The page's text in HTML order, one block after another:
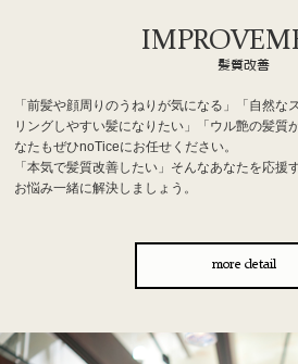
髪質改善
「前髪や顔周りのうねりが気になる」「自然な
リングしやすい髪になりたい」「ウル艶の髪
なたもぜひnoTiceにお任せください。
「本気で髪質改善したい」そんなあなたを応援
お悩み一緒に解決しましょう。
more detail